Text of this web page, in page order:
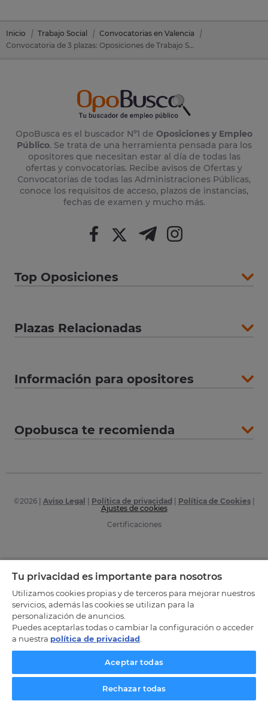
Inicio Trabajo Social
Convocatorias en Valencia
Convocatoria de 3 plazas: Oposiciones de Trabajo Social en Sueca (Valencia)
OpoBusca es el buscador Nº1 de Oposiciones y Empleo
Público. Se trata de una herramienta pensada para los
opositores que necesitan estar al día de todas las
ofertas y convocatorias. Recibe avisos de Ofertas y
Convocatorias de todas las Administraciones Públicas,
conoce los requisitos de acceso, plazos de instancias,
fechas de examen y mucho más.
Top Oposiciones
Plazas Relacionadas
Información para opositores
Opobusca te recomienda
©2026| Aviso Legal Política de privacidad Política de Cookies|
Ajustes de cookies
Certificaciones
Tu privacidad es importante para nosotros
Utilizamos cookies propias y de terceros para mejorar nuestros
servicios, además las cookies se utilizan para la
personalización de anuncios.
Puedes aceptarlas todas o cambiar la configuración o acceder
a nuestra política de privacidad
Aceptar todas
Rechazar todas